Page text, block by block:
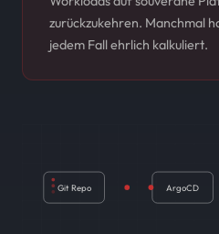
zurückzukehren. Manchmal
jedem Fall ehrlich kalkuliert.
Git Repo ArgoCD